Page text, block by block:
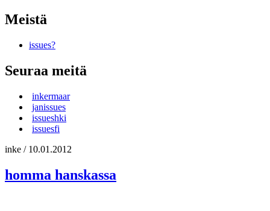
Meistä
issues?
Seuraa meitä
inkermaar
janissues
issueshki
issuesfi
inke / 10.01.2012
homma hanskassa